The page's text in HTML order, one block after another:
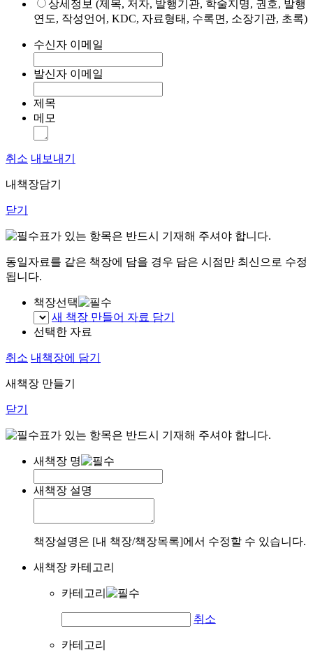
상세정보 (제목, 저자, 발행기관, 학술지명, 권호, 발행
연도, 작성언어, KDC, 자료형태, 수록면, 소장기관, 초록)
수신자 이메일
발신자 이메일
제목
메모
취소 내보내기
내책장담기
닫기
표가 있는 항목은 반드시 기재해 주셔야 합니다.
동일자료를 같은 책장에 담을 경우 담은 시점만 최신으로 수정
됩니다.
책장선택
새 책장 만들어 자료 담기
선택한 자료
취소 내책장에 담기
새책장 만들기
닫기
표가 있는 항목은 반드시 기재해 주셔야 합니다.
새책장 명
새책장 설명
책장설명은 [내 책장/책장목록]에서 수정할 수 있습니다.
새책장 카테고리
카테고리
취소
카테고리